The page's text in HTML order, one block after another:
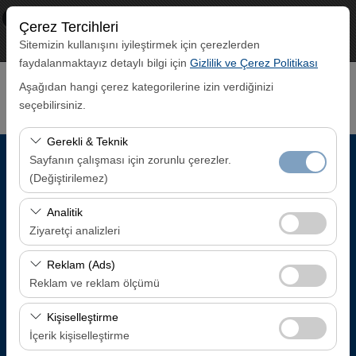
× ECO CAR
www.ecocar.com.tr
Ücretsiz - In Google Play
Çerez Tercihleri
Sitemizin kullanışını iyileştirmek için çerezlerden
faydalanmaktayız detaylı bilgi için Gizlilik ve Çerez Politikası
Aşağıdan hangi çerez kategorilerine izin verdiğinizi
seçebilirsiniz.
Gerekli & Teknik
Sayfanın çalışması için zorunlu çerezler.
(Değiştirilemez)
Bu çerezler sitenin doğru şekilde çalışması, güvenlik,
oturum yönetimi ve temel işlevler için gereklidir. Devre
dışı bırakılamaz.
Analitik
Ziyaretçi analizleri
Bu çerezler, sitemizin nasıl kullanıldığını (ziyaretçi sayısı,
en çok ziyaret edilen sayfalar, kullanıcı davranışları)
analiz etmemizi sağlar. Bu veriler, web sitesi
performansını ölçmek ve kullanıcı deneyimini sürekli
iyileştirmek için kullanılır.
Reklam (Ads)
Reklam ve reklam ölçümü
Bu çerezler, size ilgi alanlarınıza uygun kişiselleştirilmiş
reklamlar göstermemize ve reklam kampanyalarımızın
etkinliğini (gösterim sayısı, tıklama oranı) ölçmemize
Kişiselleştirme
İçerik kişiselleştirme
Alış Lokasyonu
Trabzon Havalimanı İç Hatlar Gelen Yolcu Terminali
Aracı farklı bir lokasyona bırakacağım
Alış Tarih & Saat